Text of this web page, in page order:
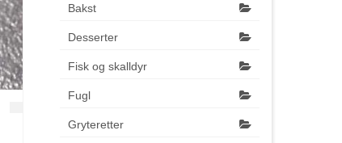
Bakst
Desserter
Fisk og skalldyr
Fugl
Gryteretter